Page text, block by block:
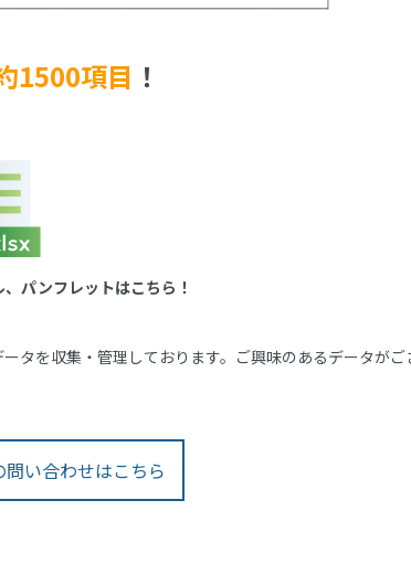
1500項目 ！
パンフレットはこちら！
ータを収集・管理しております。ご興味のあるデータがご
い合わせはこちら